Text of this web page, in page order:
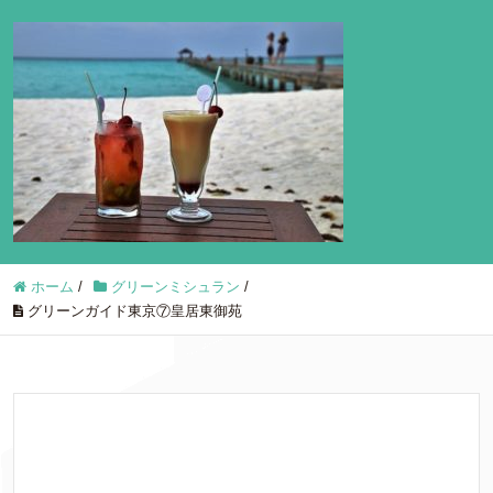
ホーム / グリーンミシュラン /
グリーンガイド東京⑦皇居東御苑